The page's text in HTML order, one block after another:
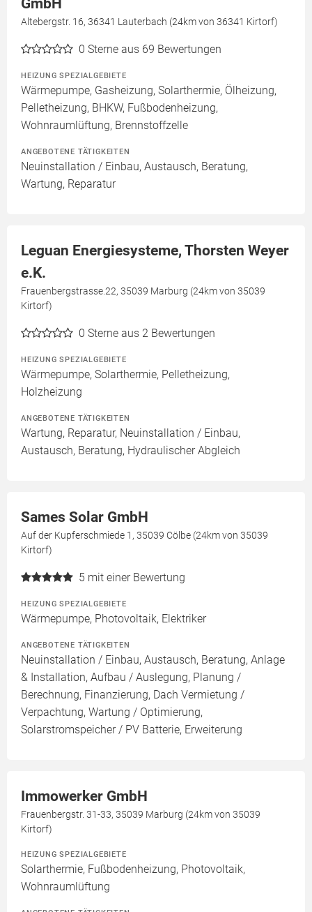
GmbH
Altebergstr. 16, 36341 Lauterbach (24km von 36341 Kirtorf)
0 Sterne aus 69 Bewertungen
HEIZUNG SPEZIALGEBIETE
Wärmepumpe, Gasheizung, Solarthermie, Ölheizung,
Pelletheizung, BHKW, Fußbodenheizung,
Wohnraumlüftung, Brennstoffzelle
ANGEBOTENE TÄTIGKEITEN
Neuinstallation / Einbau, Austausch, Beratung,
Wartung, Reparatur
Leguan Energiesysteme, Thorsten Weyer
e.K.
Frauenbergstrasse.22, 35039 Marburg (24km von 35039
Kirtorf)
0 Sterne aus 2 Bewertungen
HEIZUNG SPEZIALGEBIETE
Wärmepumpe, Solarthermie, Pelletheizung,
Holzheizung
ANGEBOTENE TÄTIGKEITEN
Wartung, Reparatur, Neuinstallation / Einbau,
Austausch, Beratung, Hydraulischer Abgleich
Sames Solar GmbH
Auf der Kupferschmiede 1, 35039 Cölbe (24km von 35039
Kirtorf)
5 mit einer Bewertung
HEIZUNG SPEZIALGEBIETE
Wärmepumpe, Photovoltaik, Elektriker
ANGEBOTENE TÄTIGKEITEN
Neuinstallation / Einbau, Austausch, Beratung, Anlage
& Installation, Aufbau / Auslegung, Planung /
Berechnung, Finanzierung, Dach Vermietung /
Verpachtung, Wartung / Optimierung,
Solarstromspeicher / PV Batterie, Erweiterung
Immowerker GmbH
Frauenbergstr. 31-33, 35039 Marburg (24km von 35039
Kirtorf)
HEIZUNG SPEZIALGEBIETE
Solarthermie, Fußbodenheizung, Photovoltaik,
Wohnraumlüftung